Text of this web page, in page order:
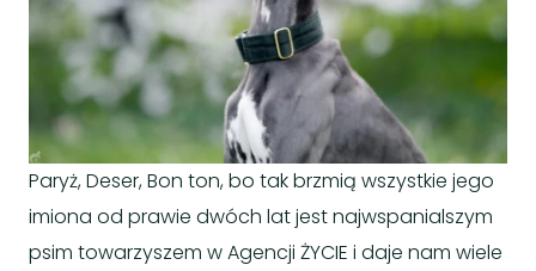
Paryż, Deser, Bon ton, bo tak brzmią wszystkie jego
imiona od prawie dwóch lat jest najwspanialszym
psim towarzyszem w Agencji ŻYCIE i daje nam wiele